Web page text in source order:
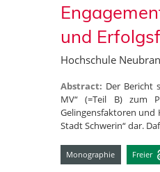
und
Hochschule
Abstract: Der Bericht
MV“ (=Teil B) zum
Gelingensfaktoren und
Stadt Schwerin“ dar.
Monographie Freier